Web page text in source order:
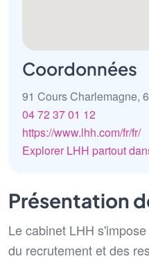
Coordonnées
91 Cours Charlemagne,
04 72 37 01 12
https://www.lhh.com/fr/fr/
Explorer LHH partout
Présentation
Le cabinet LHH
du recrutement et des